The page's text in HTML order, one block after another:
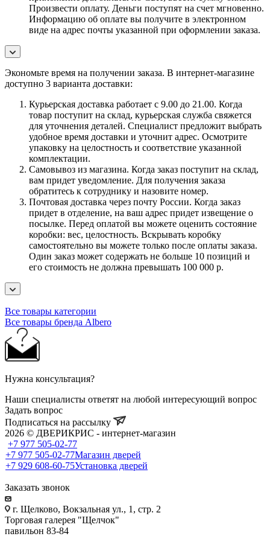
Произвести оплату. Деньги поступят на счет мгновенно.
Информацию об оплате вы получите в электронном
виде на адрес почты указанной при оформлении заказа.
Экономьте время на получении заказа. В интернет-магазине
доступно 3 варианта доставки:
Курьерская доставка работает с 9.00 до 21.00. Когда
товар поступит на склад, курьерская служба свяжется
для уточнения деталей. Специалист предложит выбрать
удобное время доставки и уточнит адрес. Осмотрите
упаковку на целостность и соответствие указанной
комплектации.
Самовывоз из магазина. Когда заказ поступит на склад,
вам придет уведомление. Для получения заказа
обратитесь к сотруднику и назовите номер.
Почтовая доставка через почту России. Когда заказ
придет в отделение, на ваш адрес придет извещение о
посылке. Перед оплатой вы можете оценить состояние
коробки: вес, целостность. Вскрывать коробку
самостоятельно вы можете только после оплаты заказа.
Один заказ может содержать не больше 10 позиций и
его стоимость не должна превышать 100 000 р.
Все товары категории
Все товары бренда Albero
Нужна консультация?
Наши специалисты ответят на любой интересующий вопрос
Задать вопрос
Подписаться на рассылку
2026 © ДВЕРИКРИС - интернет-магазин
+7 977 505-02-77
+7 977 505-02-77Магазин дверей
+7 929 608-60-75Установка дверей
Заказать звонок
г. Щелково, Вокзальная ул., 1, стр. 2
Торговая галерея "Щелчок"
павильон 83-84